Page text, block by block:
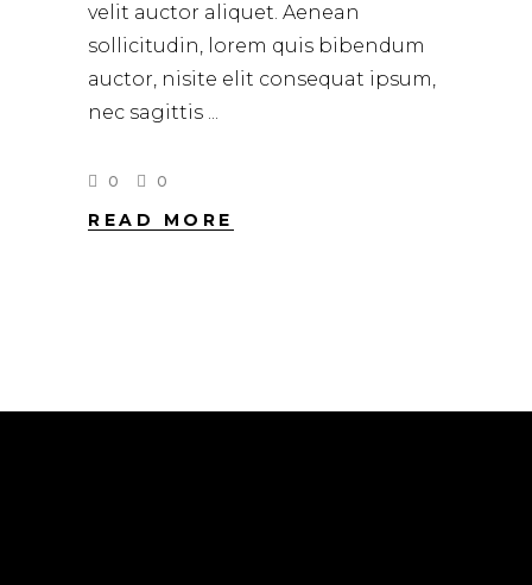
velit auctor aliquet. Aenean
sollicitudin, lorem quis bibendum
auctor, nisite elit consequat ipsum,
nec sagittis
0 0
READ MORE